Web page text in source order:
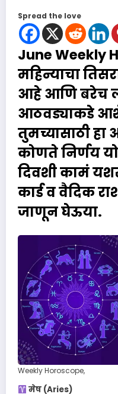
Spread the love
June Weekly
महिन्याचा
आहे आणि बरेच
आठवड्याकडे
तुमच्यासाठी
कोणते निर्णय
दिवशी कामं
कार्ड व वैदिक
जाणून घेऊया.
Weekly Horoscope,
मेष (Aries)